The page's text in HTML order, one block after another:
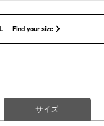
L Find your size
サイズ